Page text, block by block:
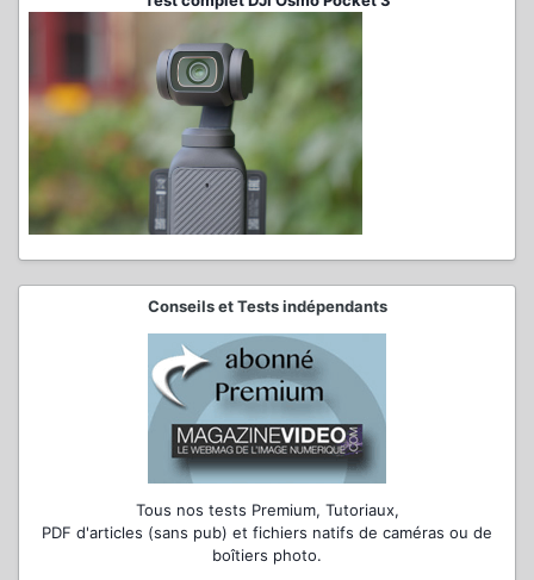
Conseils et Tests indépendants
Tous nos tests Premium, Tutoriaux,
PDF d'articles (sans pub) et fichiers natifs de caméras ou de
boîtiers photo.